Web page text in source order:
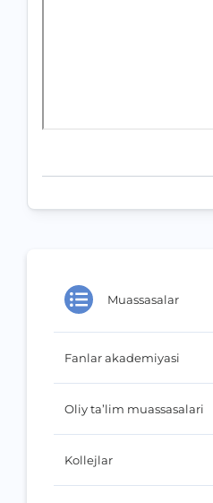
Muassasalar
Fanlar akademiyasi
Oliy ta’lim muassasalari
Kollejlar